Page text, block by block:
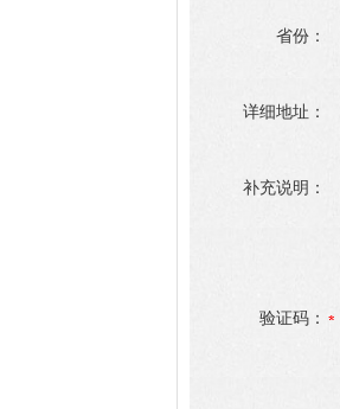
省份：
详细地址：
补充说明：
验证码：